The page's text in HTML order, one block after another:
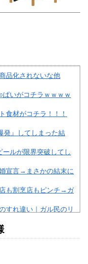
品化されないな他
ぱいがコチラｗｗｗｗ
食材がコチラ！！！
発』してしまった結
ールが限界突破してし
宣言→まさかの結末に
も割烹店もピンチ→ガ
すれ違い｜ガル民のリ
さかのデキ婚にガル民
倫愛報道→ガル民「紳